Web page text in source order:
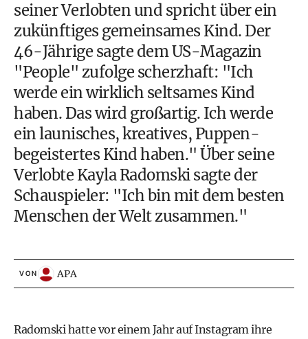
seiner Verlobten und spricht über ein
zukünftiges gemeinsames Kind. Der
46-Jährige sagte dem US-Magazin
"People" zufolge scherzhaft: "Ich
werde ein wirklich seltsames Kind
haben. Das wird großartig. Ich werde
ein launisches, kreatives, Puppen-
begeistertes Kind haben." Über seine
Verlobte Kayla Radomski sagte der
Schauspieler: "Ich bin mit dem besten
Menschen der Welt zusammen."
VON APA
Radomski hatte vor einem Jahr auf Instagram ihre